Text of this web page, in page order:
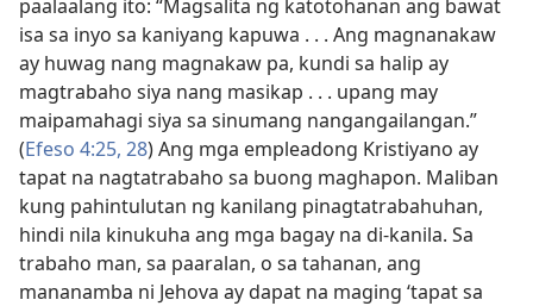
paalaalang ito: “Magsalita ng katotohanan ang bawat
isa sa inyo sa kaniyang kapuwa . . . Ang magnanakaw
ay huwag nang magnakaw pa, kundi sa halip ay
magtrabaho siya nang masikap . . . upang may
maipamahagi siya sa sinumang nangangailangan.”
(Efeso 4:​25, 28) Ang mga empleadong Kristiyano ay
tapat na nagtatrabaho sa buong maghapon. Maliban
kung pahintulutan ng kanilang pinagtatrabahuhan,
hindi nila kinukuha ang mga bagay na di-kanila. Sa
trabaho man, sa paaralan, o sa tahanan, ang
mananamba ni Jehova ay dapat na maging ‘tapat sa